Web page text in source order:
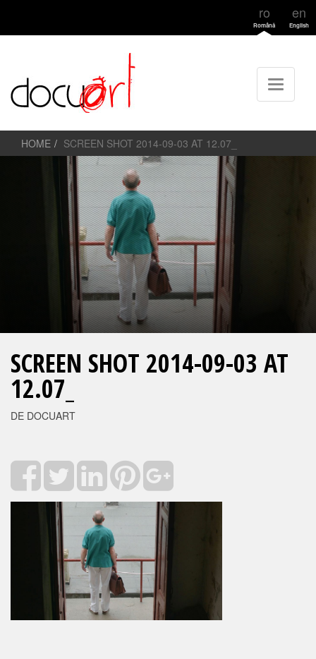
ro
Română
en
English
HOME SCREEN SHOT 2014-09-03 AT 12.07_
SCREEN SHOT 2014-09-03 AT
12.07_
DE DOCUART